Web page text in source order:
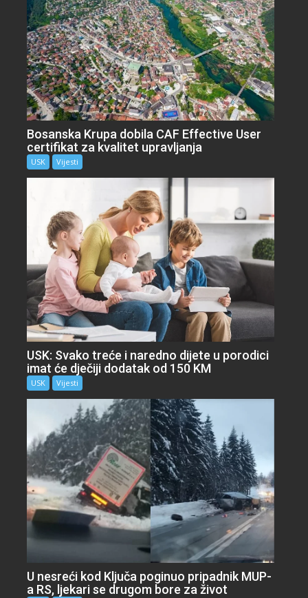
Bosanska Krupa dobila CAF Effective User
certifikat za kvalitet upravljanja
USK Vijesti
USK: Svako treće i naredno dijete u porodici
imat će dječiji dodatak od 150 KM
USK Vijesti
U nesreći kod Ključa poginuo pripadnik MUP-
a RS, ljekari se drugom bore za život